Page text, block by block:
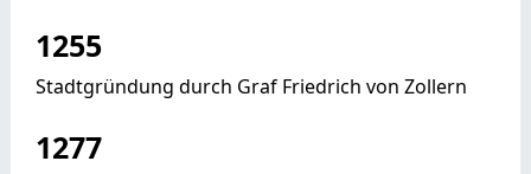
1255
Stadtgründung durch Graf Friedrich von Zollern
1277